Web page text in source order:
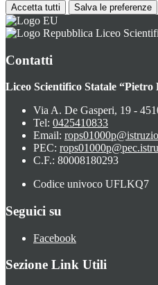
Accetta tutti Salva le preferenze
Liceo
Contatti
Liceo Scientifico Statale “Pietro
Via A. De Gasperi, 19 -
Tel: 0425410833
Email:
PEC:
C.F.: 80008180293
Codice univoco UFLKQ7
Seguici su
Facebook
Sezione Link Utili